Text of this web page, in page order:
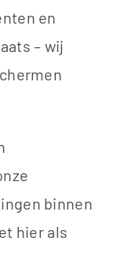
en
– wij
binnen
hier als